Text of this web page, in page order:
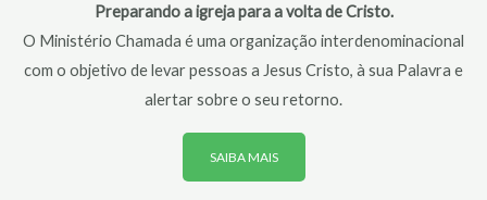
Preparando a igreja para a volta de Cristo.
O Ministério Chamada é uma organização interdenominacional
com o objetivo de levar pessoas a Jesus Cristo, à sua Palavra e
alertar sobre o seu retorno.
SAIBA MAIS